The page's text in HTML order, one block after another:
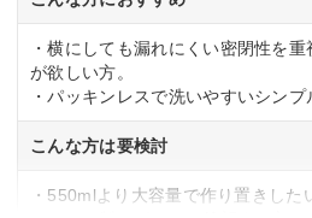
・横にしても漏れにくい密閉性を
が欲しい方。
・パッキンレスで洗いやすいシンプ
こんな方は要検討
・550mlより大容量で作り置きした